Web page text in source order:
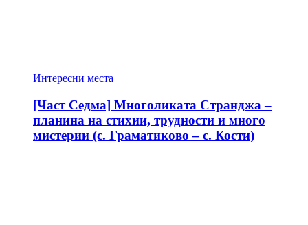
Интересни места
[Част Седма] Многоликата Странджа –
планина на стихии, трудности и много
мистерии (с. Граматиково – с. Кости)